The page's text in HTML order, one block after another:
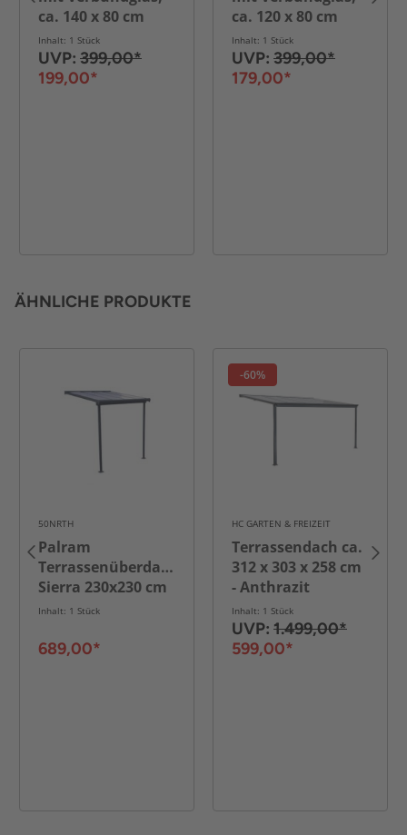
ca. 140 x 80 cm
Inhalt: 1 Stück
UVP: 399,00*
199,00*
ca. 120 x 80 cm
Inhalt: 1 Stück
UVP: 399,00*
179,00*
ÄHNLICHE PRODUKTE
50NRTH
Palram
Terrassenüberdachung
Sierra 230x230 cm
grau
Inhalt: 1 Stück
689,00*
-60%
HC GARTEN & FREIZEIT
Terrassendach ca.
312 x 303 x 258 cm
- Anthrazit
Inhalt: 1 Stück
UVP: 1.499,00*
599,00*